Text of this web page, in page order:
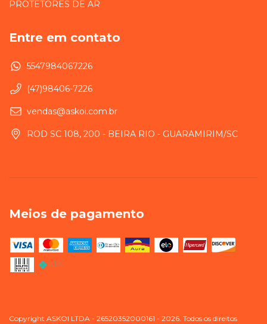
PROTETORES DE AR
Entre em contato
5547984067226
(47)98406-7226
vendas@askoi.com.br
ROD SC 108, 200 - BEIRA RIO - GUARAMIRIM/SC
Meios de pagamento
Copyright ASKOI LTDA - 26520352000161 - 2026. Todos os direitos